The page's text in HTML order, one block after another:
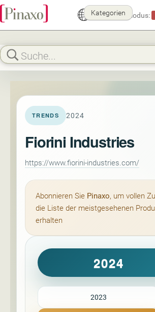
Demomodus:
Kategorien
TRENDS 2024
Fiorini Industries
https://www.fiorini-industries.com/
Abonnieren Sie Pinaxo, um vollen
die Liste der meistgesehenen
erhalten
2024
2023